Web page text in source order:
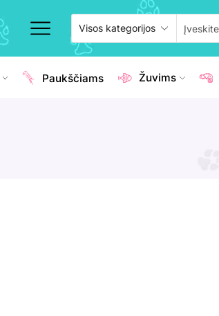
Paukščiams Žuvims